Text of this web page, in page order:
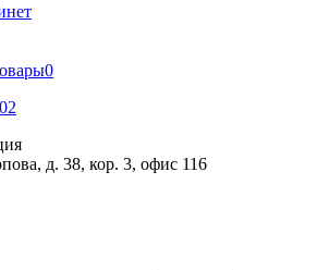
0
д. 38, кор. 3, офис 116